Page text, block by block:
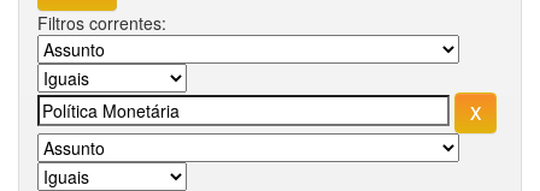
Filtros correntes: